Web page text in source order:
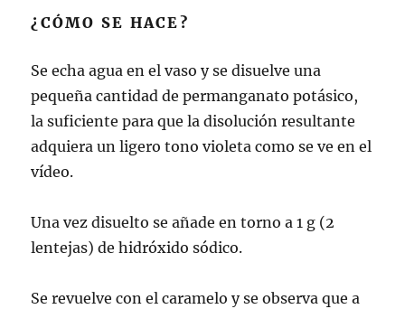
¿CÓMO SE HACE?
Se echa agua en el vaso y se disuelve una
pequeña cantidad de permanganato potásico,
la suficiente para que la disolución resultante
adquiera un ligero tono violeta como se ve en el
vídeo.
Una vez disuelto se añade en torno a 1 g (2
lentejas) de hidróxido sódico.
Se revuelve con el caramelo y se observa que a